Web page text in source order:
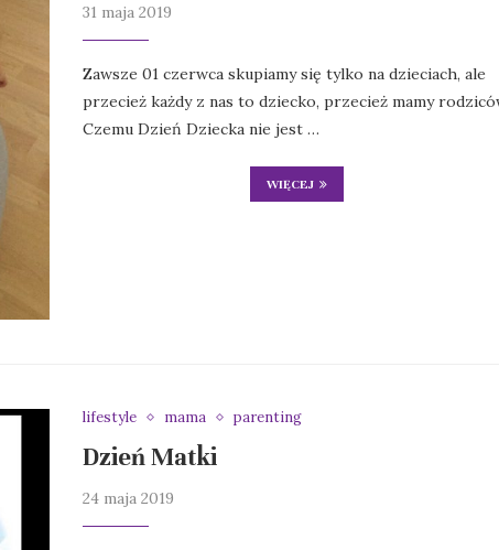
31 maja 2019
Zawsze 01 czerwca skupiamy się tylko na dzieciach, ale
przecież każdy z nas to dziecko, przecież mamy
Czemu Dzień Dziecka nie jest …
WIĘCEJ
lifestyle mama parenting
Dzień Matki
24 maja 2019